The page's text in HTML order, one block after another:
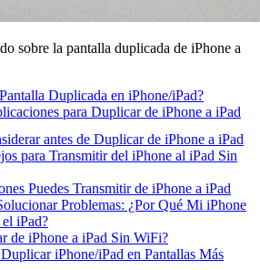
sobre la pantalla duplicada de iPhone a
Duplicada en iPhone/iPad?
para Duplicar de iPhone a iPad
antes de Duplicar de iPhone a iPad
para Transmitir del iPhone al iPad Sin
Puedes Transmitir de iPhone a iPad
Problemas: ¿Por Qué Mi iPhone
iPad?
de iPhone a iPad Sin WiFi?
iPhone/iPad en Pantallas Más